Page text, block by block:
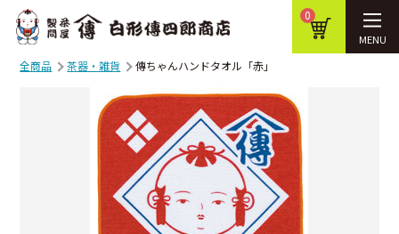
0
MENU
全商品 茶器・雑貨 傳ちゃんハンドタオル「赤」